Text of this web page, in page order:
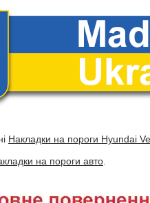
Накладки на пороги Hyundai
на пороги авто